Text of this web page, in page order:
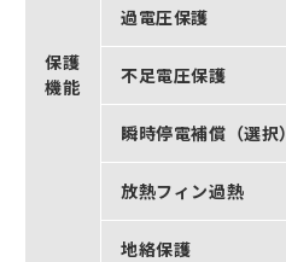
保護
機能
過電圧保護
不足電圧保護
瞬時停電補償（選択）
放熱フィン過熱
地絡保護